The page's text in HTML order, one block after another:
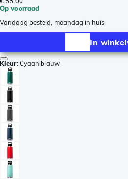
Op voorraad
Vandaag besteld, maandag in huis
In
Kleur:Cyaan blauw